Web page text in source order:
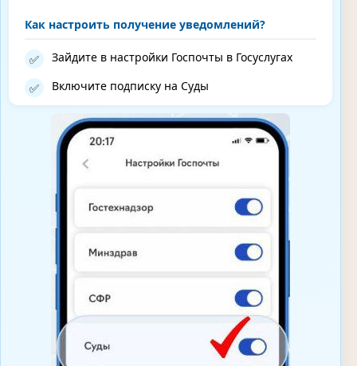
Как настроить получение уведомлений?
✅ Зайдите в настройки Госпочты в Госуслугах
✅ Включите подписку на Суды